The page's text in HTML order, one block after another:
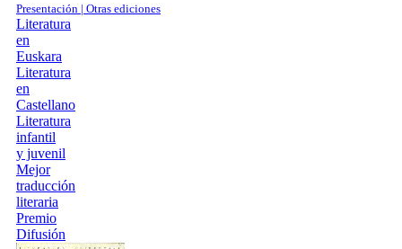
Presentación | Otras ediciones
Literatura
en
Euskara
Literatura
en
Castellano
Literatura
infantil
y juvenil
Mejor
traducción
literaria
Premio
Difusión